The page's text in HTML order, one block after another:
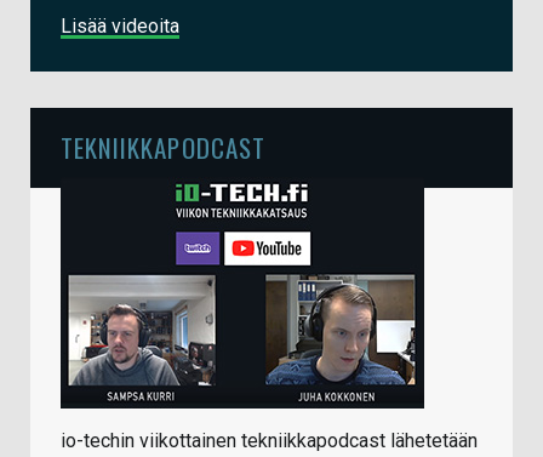
Lisää videoita
TEKNIIKKAPODCAST
io-techin viikottainen tekniikkapodcast lähetetään